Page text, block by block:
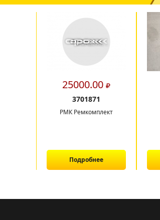
25000.00
3701871
РМК Ремкомплект
Подробнее